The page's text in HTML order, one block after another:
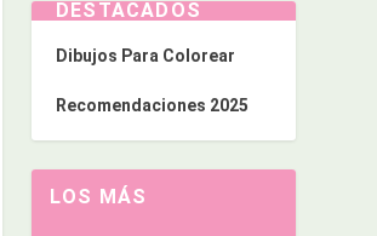
DESTACADOS
Dibujos Para Colorear
Recomendaciones 2025
LOS MÁS